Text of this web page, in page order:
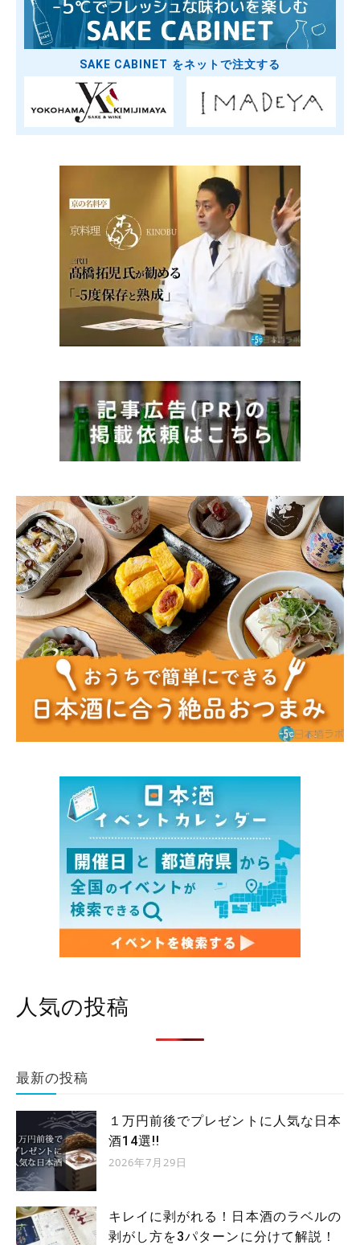
SAKE CABINET をネットで注文する
人気の投稿
最新の投稿
１万円前後でプレゼントに人気な日本
酒14選!!
2026年7月29日
キレイに剥がれる！日本酒のラベルの
剥がし方を3パターンに分けて解説！